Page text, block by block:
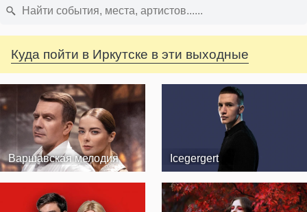
Куда пойти в Иркутске в эти выходные
Варшавская мелодия Icegergert